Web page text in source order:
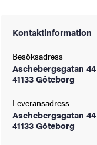
innovation
Kontaktinformation
Besöksadress
Aschebergsgatan 44
41133 Göteborg
Leveransadress
Aschebergsgatan 44
41133 Göteborg